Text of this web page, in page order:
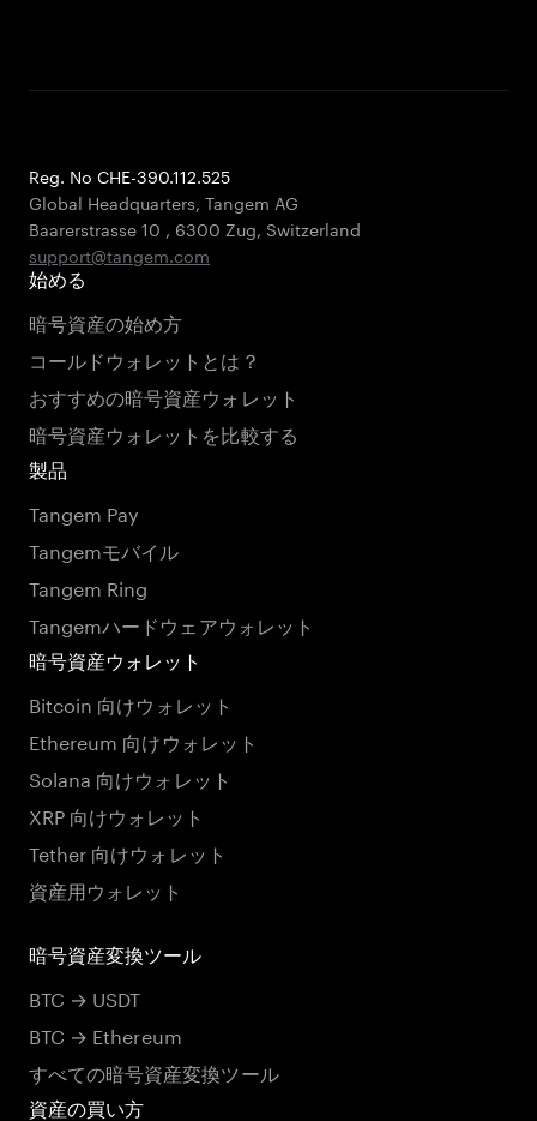
Reg. No CHE-390.112.525
Global Headquarters, Tangem AG
Baarerstrasse 10 , 6300 Zug, Switzerland
support@tangem.com
始める
暗号資産の始め方
コールドウォレットとは？
おすすめの暗号資産ウォレット
暗号資産ウォレットを比較する
製品
Tangem Pay
Tangemモバイル
Tangem Ring
Tangemハードウェアウォレット
暗号資産ウォレット
Bitcoin 向けウォレット
Ethereum 向けウォレット
Solana 向けウォレット
XRP 向けウォレット
Tether 向けウォレット
資産用ウォレット
暗号資産変換ツール
BTC → USDT
BTC → Ethereum
すべての暗号資産変換ツール
資産の買い方